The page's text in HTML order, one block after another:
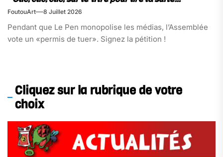
FoutouArt 8 Juillet 2026
Pendant que Le Pen monopolise les médias, l’Assemblée
vote un «permis de tuer». Signez la pétition !
Cliquez sur la rubrique de votre
choix